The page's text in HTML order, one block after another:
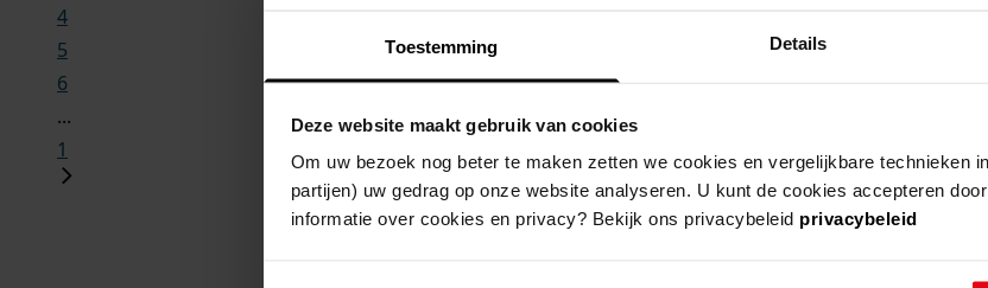
Toestemming Details
Deze website maakt gebruik van cookies
Om uw bezoek nog beter te maken zetten we cookies en vergelijkbare technieken
partijen) uw gedrag op onze website analyseren. U kunt de cookies accepteren
informatie over cookies en privacy? Bekijk ons privacybeleid privacybeleid
4
5
6
...
1